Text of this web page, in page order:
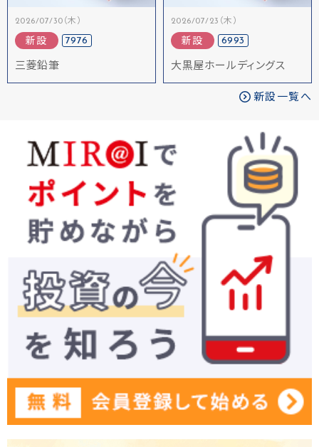
2026/07/30（木）
新設 7976
三菱鉛筆
2026/07/23（木）
新設 6993
大黒屋ホールディングス
新設一覧へ